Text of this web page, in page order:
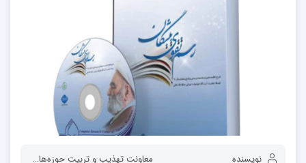
نویسنده معاونت تهذیب و تربیت حوزه‌های علمیه